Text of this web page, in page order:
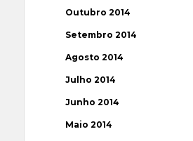
Outubro 2014
Setembro 2014
Agosto 2014
Julho 2014
Junho 2014
Maio 2014